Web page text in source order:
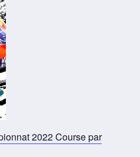
2022 Course par